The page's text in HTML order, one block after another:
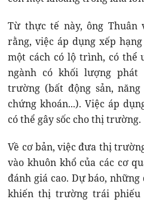
Từ thực tế này, ông Thuân
rằng, việc áp dụng xếp
một cách có lộ trình, có
ngành có khối lượng
trường (bất động sản,
chứng khoán...). Việc áp
có thể gây sốc cho thị trường.
Về cơ bản, việc đưa thị
vào khuôn khổ của các cơ
đánh giá cao. Dự báo,
khiến thị trường trái phiếu